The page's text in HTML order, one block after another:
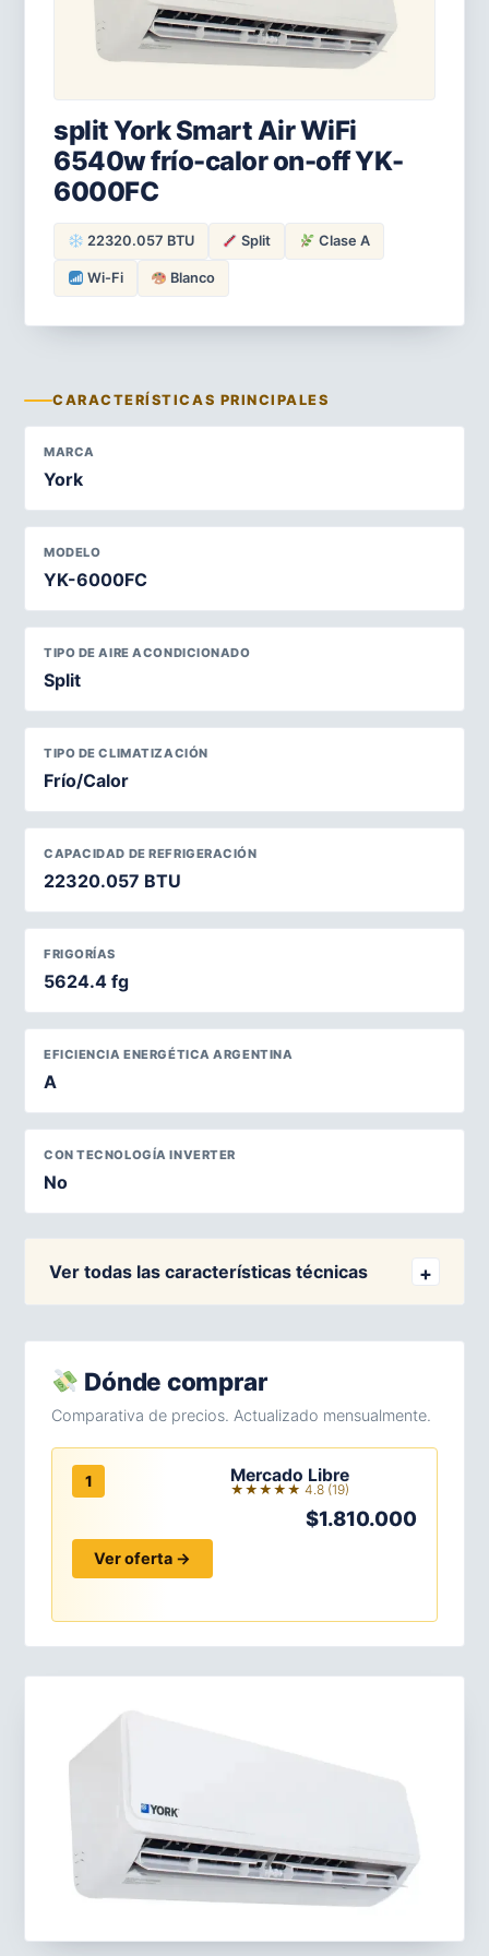
split York Smart Air WiFi
6540w frío-calor on-off YK-
6000FC
22320.057 BTU Split Clase A
Wi-Fi Blanco
CARACTERÍSTICAS PRINCIPALES
MARCA
York
MODELO
YK-6000FC
TIPO DE AIRE ACONDICIONADO
Split
TIPO DE CLIMATIZACIÓN
Frío/Calor
CAPACIDAD DE REFRIGERACIÓN
22320.057 BTU
FRIGORÍAS
5624.4 fg
EFICIENCIA ENERGÉTICA ARGENTINA
A
CON TECNOLOGÍA INVERTER
No
Ver todas las características técnicas
Dónde comprar
Comparativa de precios. Actualizado mensualmente.
1 Mercado Libre
★★★★★ 4.8 (19)
$1.810.000
Ver oferta →